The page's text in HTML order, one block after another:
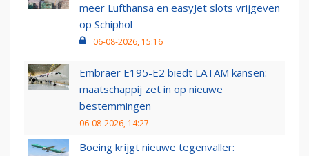
meer Lufthansa en easyJet slots vrijgeven
op Schiphol
06-08-2026, 15:16
Embraer E195-E2 biedt LATAM kansen:
maatschappij zet in op nieuwe
bestemmingen
06-08-2026, 14:27
Boeing krijgt nieuwe tegenvaller: